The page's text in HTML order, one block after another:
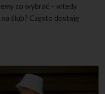
co wybrać – wtedy
ślub? Często dostaję